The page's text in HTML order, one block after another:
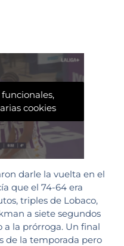
cookies
darle la vuelta en el
que el 74-64 era
triples de Lobaco,
a siete segundos
la prórroga. Un final
de la temporada pero